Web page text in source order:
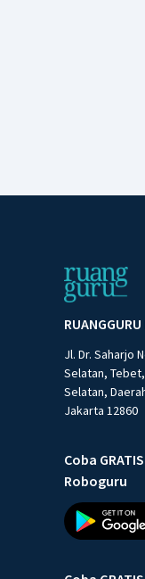
RUANGGURU
Jl. Dr. Saharjo
Selatan,
Selatan,
Jakarta 12860
Coba
Roboguru